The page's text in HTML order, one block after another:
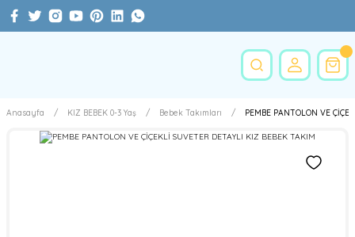
Anasayfa KIZ BEBEK 0-3 Yaş Bebek Takımları PEMBE PANTOLON VE